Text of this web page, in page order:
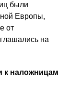
были
Европы,
от
на
к наложницам